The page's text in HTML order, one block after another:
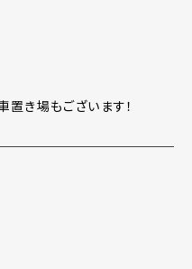
き場もございます！